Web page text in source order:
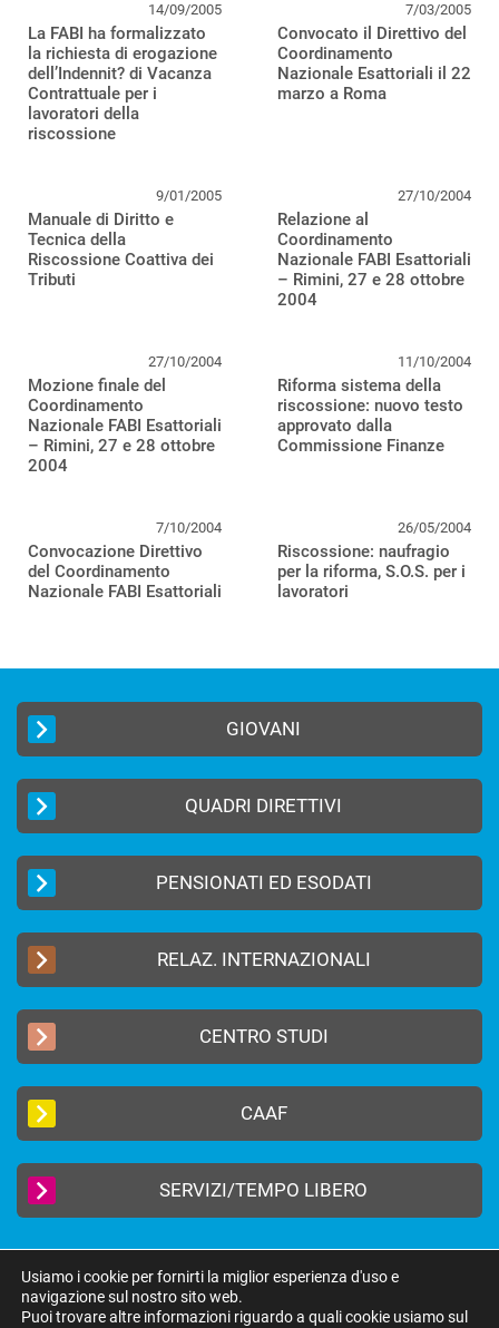
14/09/2005
La FABI ha formalizzato
la richiesta di erogazione
dell’Indennit? di Vacanza
Contrattuale per i
lavoratori della
riscossione
7/03/2005
Convocato il Direttivo del
Coordinamento
Nazionale Esattoriali il 22
marzo a Roma
9/01/2005
Manuale di Diritto e
Tecnica della
Riscossione Coattiva dei
Tributi
27/10/2004
Relazione al
Coordinamento
Nazionale FABI Esattoriali
– Rimini, 27 e 28 ottobre
2004
27/10/2004
Mozione finale del
Coordinamento
Nazionale FABI Esattoriali
– Rimini, 27 e 28 ottobre
2004
11/10/2004
Riforma sistema della
riscossione: nuovo testo
approvato dalla
Commissione Finanze
7/10/2004
Convocazione Direttivo
del Coordinamento
Nazionale FABI Esattoriali
26/05/2004
Riscossione: naufragio
per la riforma, S.O.S. per i
lavoratori
GIOVANI
QUADRI DIRETTIVI
PENSIONATI ED ESODATI
RELAZ. INTERNAZIONALI
CENTRO STUDI
CAAF
SERVIZI/TEMPO LIBERO
2019 © FEDERAZIONE AUTONOMA BANCARI ITALIANI –Privacy Policy|
Usiamo i cookie per fornirti la miglior esperienza d'uso e
navigazione sul nostro sito web.
Puoi trovare altre informazioni riguardo a quali cookie usiamo sul